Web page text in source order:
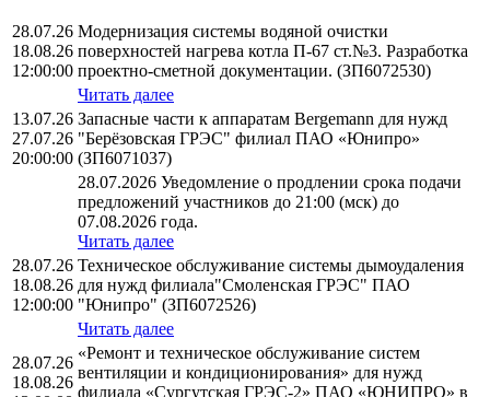
28.07.26
18.08.26
12:00:00
Модернизация системы водяной очистки
поверхностей нагрева котла П-67 ст.№3. Разработка
проектно-сметной документации. (ЗП6072530)
Читать далее
13.07.26
27.07.26
20:00:00
Запасные части к аппаратам Bergemann для нужд
"Берёзовская ГРЭС" филиал ПАО «Юнипро»
(ЗП6071037)
28.07.2026 Уведомление о продлении срока подачи
предложений участников до 21:00 (мск) до
07.08.2026 года.
Читать далее
28.07.26
18.08.26
12:00:00
Техническое обслуживание системы дымоудаления
для нужд филиала"Смоленская ГРЭС" ПАО
"Юнипро" (ЗП6072526)
Читать далее
28.07.26
18.08.26
«Ремонт и техническое обслуживание систем
вентиляции и кондиционирования» для нужд
филиала «Сургутская ГРЭС-2» ПАО «ЮНИПРО» в